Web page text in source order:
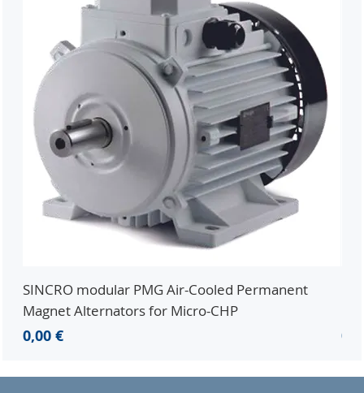
SINCRO modular PMG Air-Cooled Permanent
Magnet Alternators for Micro-CHP
Prezzo
0,00 €